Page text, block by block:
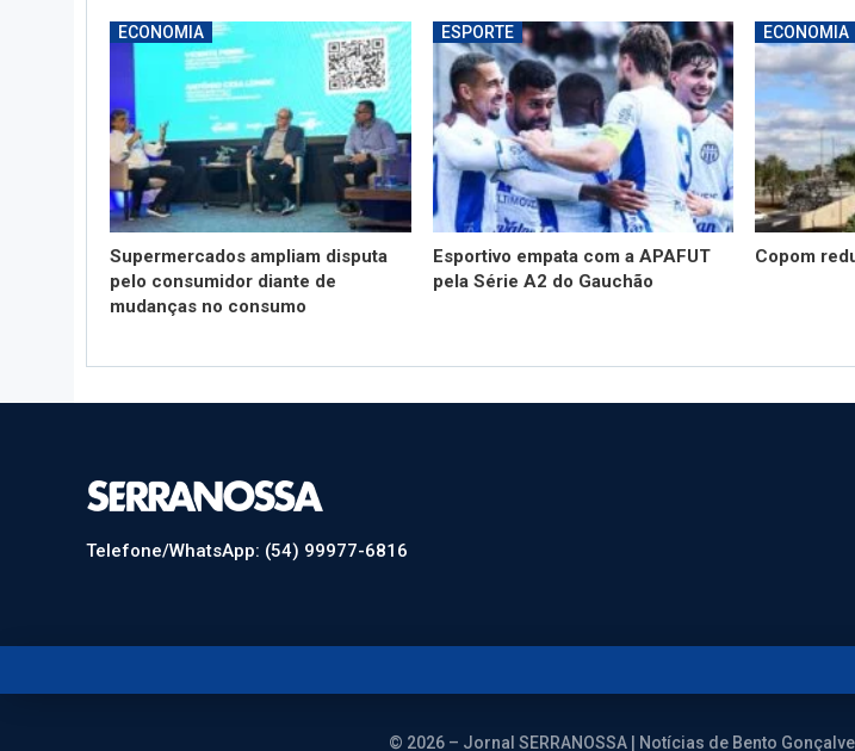
ECONOMIA
Supermercados ampliam disputa
pelo consumidor diante de
mudanças no consumo
ESPORTE
Esportivo empata com a APAFUT
pela Série A2 do Gauchão
ECONOMIA
Copom
Telefone/WhatsApp: (54) 99977-6816
© 2026 – Jornal SERRANOSSA | Notícias de Bento